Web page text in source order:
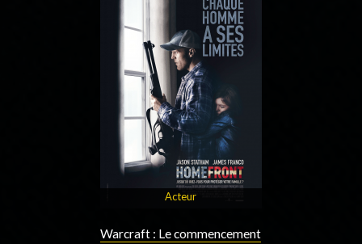
Acteur
Warcraft : Le commencement